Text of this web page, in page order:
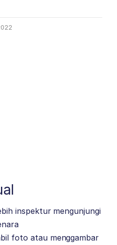
inspektur mengunjungi
foto atau menggambar